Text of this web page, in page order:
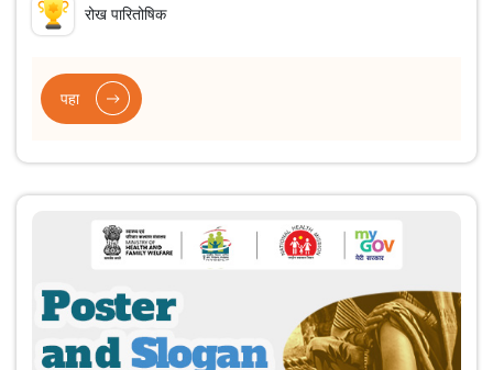
पहा
रोख पारितोषिक